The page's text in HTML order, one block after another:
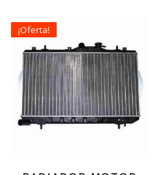
¡Oferta!